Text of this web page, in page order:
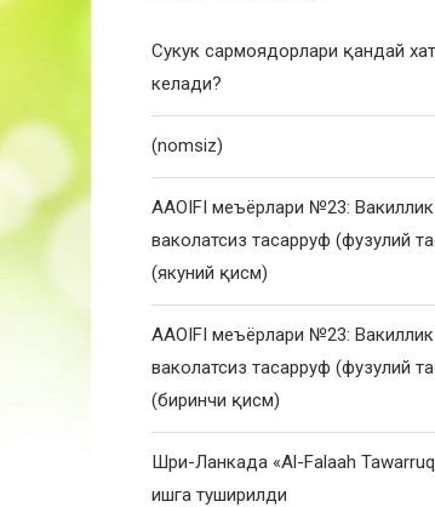
Сукук сармоядорлари қандай
келади?
(nomsiz)
AAOIFI меъёрлари №23: Вакиллик
ваколатсиз тасарруф (фузулий
(якуний қисм)
AAOIFI меъёрлари №23: Вакиллик
ваколатсиз тасарруф (фузулий
(биринчи қисм)
Шри-Ланкада «Al-Falaah
ишга туширилди